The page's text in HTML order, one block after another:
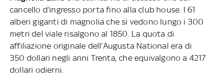
cancello d’ingresso porta fino alla club house. I 61
alberi giganti di magnolia che si vedono lungo i 300
metri del viale risalgono al 1850. La quota di
affiliazione originale dell’Augusta National era di
350 dollari negli anni Trenta, che equivalgono a 4217
dollari odierni.